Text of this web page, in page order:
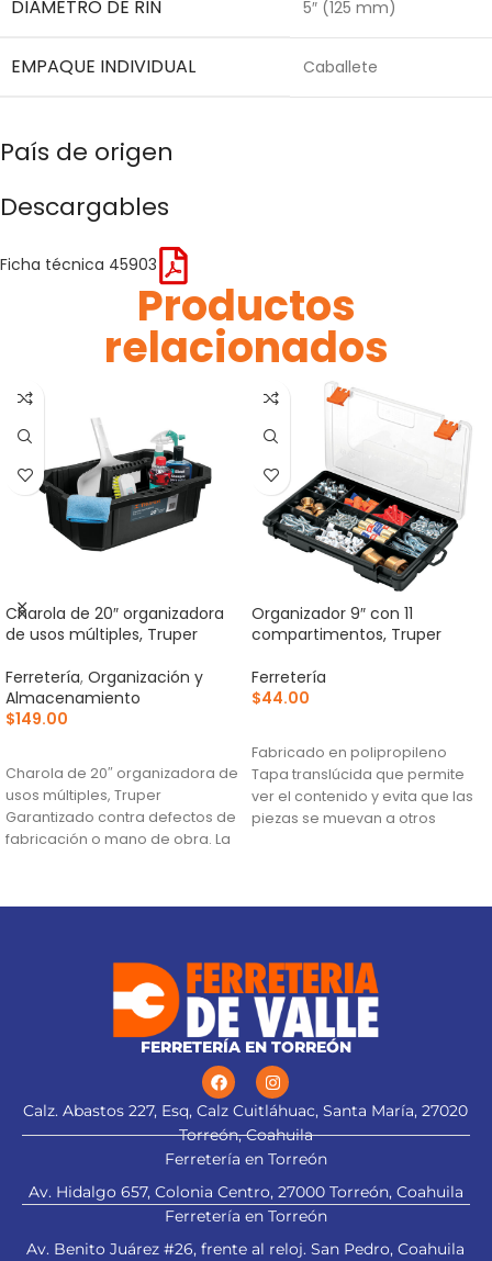
DIÁMETRO DE RIN 5″ (125 mm)
EMPAQUE INDIVIDUAL Caballete
País de origen
Descargables
Ficha técnica 45903
Productos
relacionados
Charola de 20″ organizadora
de usos múltiples, Truper
Ferretería, Organización y
Almacenamiento
$149.00
Charola de 20″ organizadora de
usos múltiples, Truper
Garantizado contra defectos de
fabricación o mano de obra. La
Organizador 9″ con 11
compartimentos, Truper
Ferretería
$44.00
Fabricado en polipropileno
Tapa translúcida que permite
ver el contenido y evita que las
piezas se muevan a otros
FERRETERÍA EN TORREÓN
Calz. Abastos 227, Esq, Calz Cuitláhuac, Santa María, 27020
Torreón, Coahuila
Ferretería en Torreón
Av. Hidalgo 657, Colonia Centro, 27000 Torreón, Coahuila
Ferretería en Torreón
Av. Benito Juárez #26, frente al reloj. San Pedro, Coahuila